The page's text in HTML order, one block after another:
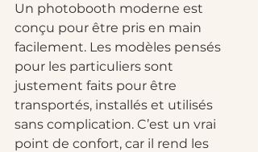
Un photobooth moderne est
conçu pour être pris en main
facilement. Les modèles pensés
pour les particuliers sont
justement faits pour être
transportés, installés et utilisés
sans complication. C’est un vrai
point de confort, car il rend les